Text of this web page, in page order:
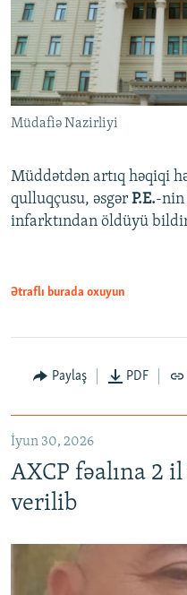
Müdafiə Nazirliyi
Müddətdən artıq həqiqi
qulluqçusu, əsgər P.E.-nin
infarktından öldüyü
Ətraflı burada oxuyun
Paylaş PDF
İyun 30, 2026
AXCP fəalına 2 il
verilib